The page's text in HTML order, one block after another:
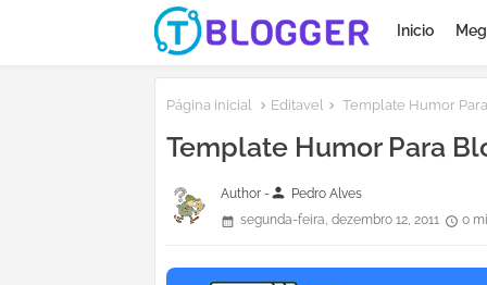
Inicio
Página inicial Editavel Template Humor
Template Humor Para
Author -person Pedro Alves
segunda-feira, dezembro 12, 2011
0